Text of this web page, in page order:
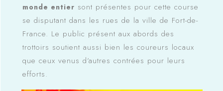
monde entier sont présentes pour cette course
se disputant dans les rues de la ville de Fort-de-
France. Le public présent aux abords des
trottoirs soutient aussi bien les coureurs locaux
que ceux venus d’autres contrées pour leurs
efforts.